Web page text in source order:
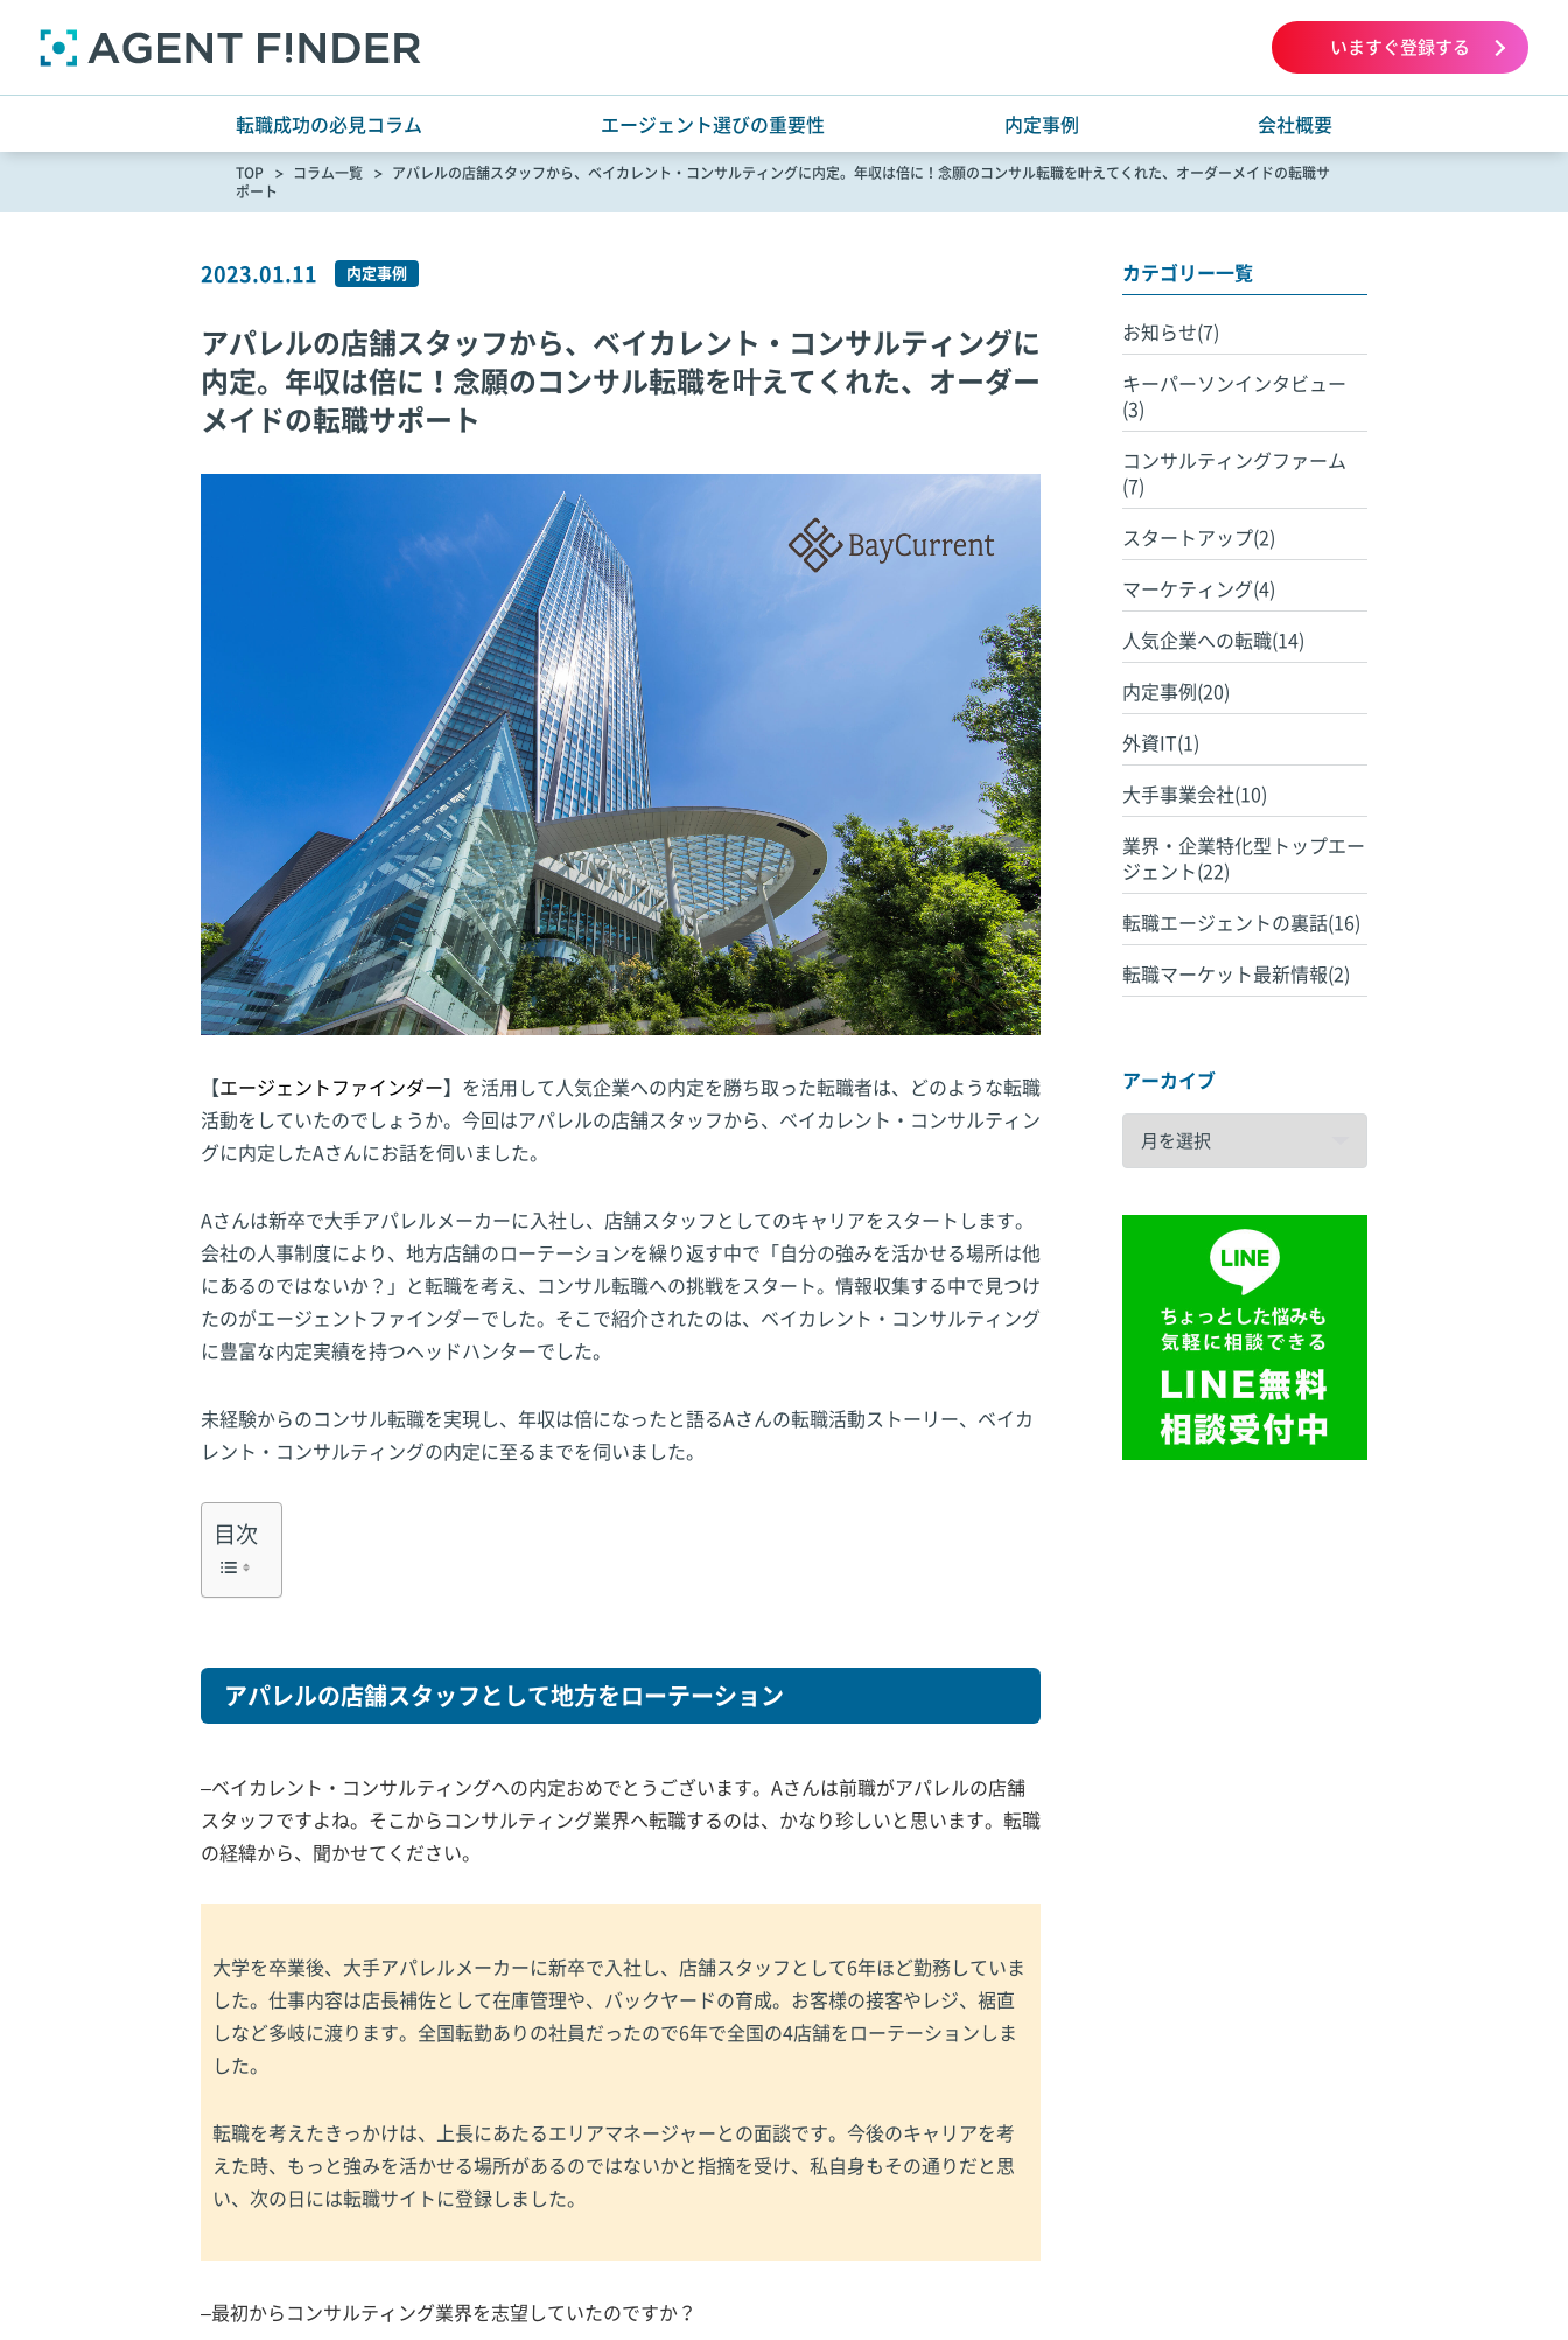
いますぐ登録する
転職成功の必見コラム エージェント選びの重要性 内定事例 会社概要
TOP コラム一覧
アパレルの店舗スタッフから、ベイカレント・コンサルティングに内定。年収は倍に！念願のコンサル転職を叶えてくれた、オーダーメイドの転職サ
ポート
2023.01.11 内定事例
アパレルの店舗スタッフから、ベイカレント・コンサルティングに
内定。年収は倍に！念願のコンサル転職を叶えてくれた、オーダー
メイドの転職サポート
【エージェントファインダー】を活用して人気企業への内定を勝ち取った転職者は、どのような転職
活動をしていたのでしょうか。 今回はアパレルの店舗スタッフから、ベイカレント・コンサルティン
グに内定したAさんにお話を伺いました。
Aさんは新卒で大手アパレルメーカーに入社し、店舗スタッフとしてのキャリアをスタートします。
会社の人事制度により、地方店舗のローテーションを繰り返す中で「自分の強みを活かせる場所は他
にあるのではないか？」と転職を考え、コンサル転職への挑戦をスタート。情報収集する中で見つけ
たのがエージェントファインダーでした。そこで紹介されたのは、ベイカレント・コンサルティング
に豊富な内定実績を持つヘッドハンターでした。
未経験からのコンサル転職を実現し、年収は倍になったと語るAさんの転職活動ストーリー、ベイカ
レント・コンサルティングの内定に至るまでを伺いました。
目次
アパレルの店舗スタッフとして地方をローテーション
–ベイカレント・コンサルティングへの内定おめでとうございます。Aさんは前職がアパレルの店舗
スタッフですよね。そこからコンサルティング業界へ転職するのは、かなり珍しいと思います。転職
の経緯から、聞かせてください。
大学を卒業後、大手アパレルメーカーに新卒で入社し、店舗スタッフとして6年ほど勤務していま
した。仕事内容は店長補佐として在庫管理や、バックヤードの育成。お客様の接客やレジ、裾直
しなど多岐に渡ります。全国転勤ありの社員だったので6年で全国の4店舗をローテーションしま
した。
転職を考えたきっかけは、上長にあたるエリアマネージャーとの面談です。今後のキャリアを考
えた時、もっと強みを活かせる場所があるのではないかと指摘を受け、私自身もその通りだと思
い、次の日には転職サイトに登録しました。
–最初からコンサルティング業界を志望していたのですか？
カテゴリー一覧
お知らせ(7)
キーパーソンインタビュー
(3)
コンサルティングファーム
(7)
スタートアップ(2)
マーケティング(4)
人気企業への転職(14)
内定事例(20)
外資IT(1)
大手事業会社(10)
業界・企業特化型トップエー
ジェント(22)
転職エージェントの裏話(16)
転職マーケット最新情報(2)
アーカイブ